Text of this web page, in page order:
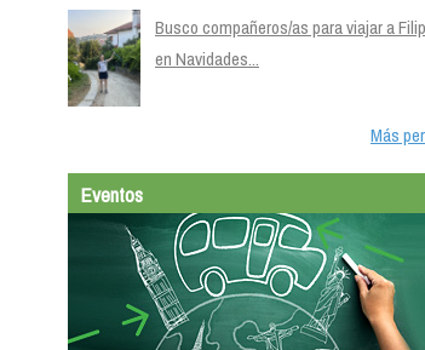
Busco compañeros/as para viajar a
en Navidades...
Más
Eventos